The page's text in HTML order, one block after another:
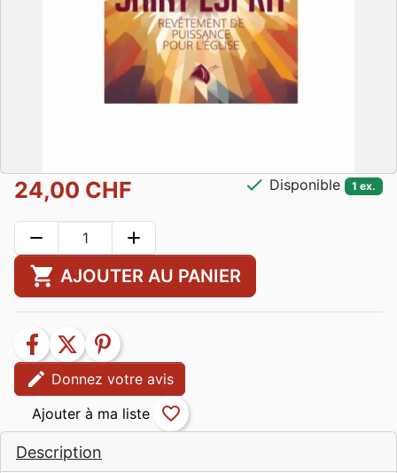
Description
24,00 CHF check Disponible 1 ex.
remove add
shopping_cart AJOUTER AU PANIER
facebook twitter
pinterest
edit Donnez votre avis
favorite_border